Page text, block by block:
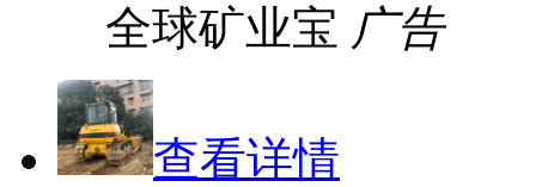
全球矿业宝 广告
查看详情